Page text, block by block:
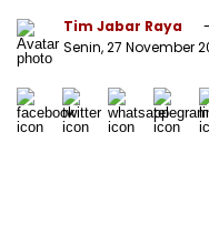
Tim Jabar Raya
Senin, 27 November